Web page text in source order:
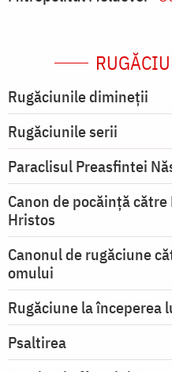
Rugăciunile dimineții
Rugăciunile serii
Paraclisul Preasfintei
Canon de pocăință
Hristos
Canonul de rugăciune
omului
Rugăciune la începerea
Psaltirea